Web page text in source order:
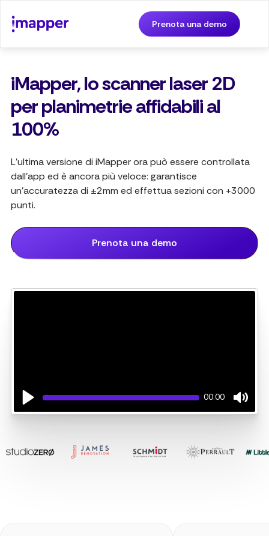
Prenota una demo
iMapper, lo scanner laser 2D
per planimetrie affidabili al
100%
L'ultima versione di iMapper ora può essere controllata
dall'app ed è ancora più veloce: garantisce
un'accuratezza di ±2mm ed effettua sezioni con +3000
punti.
Prenota una demo
Play
00:00
Mute